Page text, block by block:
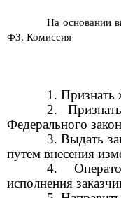
На основании
ФЗ, Комиссия
1.
2.
Федерального
3.Выдать
путем внесения
4.
исполнения